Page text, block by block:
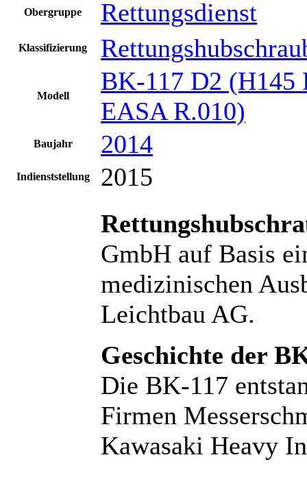
Obergruppe Rettungsdienst
Klassifizierung
Modell
BK-117 D2
EASA R.010)
Baujahr 2014
Indienststellung
2015
GmbH auf Basis
medizinischen
Leichtbau AG.
Geschichte der
Die BK-117
Firmen
Kawasaki Heavy